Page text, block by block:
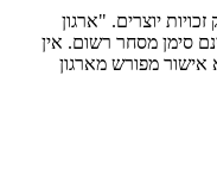
יוצרים. "ארגון
סימן מסחר רשום. אין
מפורש מארגון